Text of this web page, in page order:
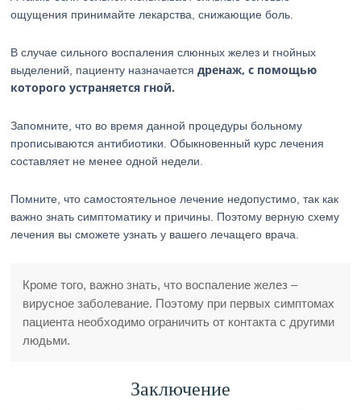
ощущения принимайте лекарства, снижающие боль.
В случае сильного воспаления слюнных желез и гнойных
выделений, пациенту назначаетсядренаж, с помощью
которого устраняется гной.
Запомните, что во время данной процедуры больному
прописываются антибиотики. Обыкновенный курс лечения
составляет не менее одной недели.
Помните, что самостоятельное лечение недопустимо, так как
важно знать симптоматику и причины. Поэтому верную схему
лечения вы сможете узнать у вашего лечащего врача.
Кроме того, важно знать, что воспаление желез –
вирусное заболевание. Поэтому при первых симптомах
пациента необходимо ограничить от контакта с другими
людьми.
Заключение